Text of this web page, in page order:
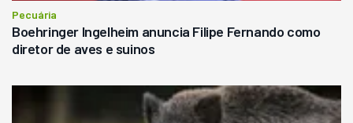
Pecuária
Boehringer Ingelheim anuncia Filipe Fernando como
diretor de aves e suinos